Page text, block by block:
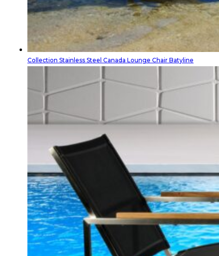
Collection Stainless Steel Canada Lounge Chair Batyline